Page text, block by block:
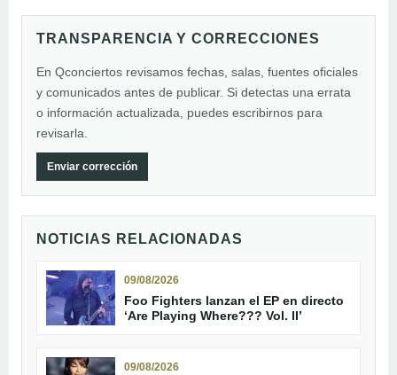
TRANSPARENCIA Y CORRECCIONES
En Qconciertos revisamos fechas, salas, fuentes oficiales
y comunicados antes de publicar. Si detectas una errata
o información actualizada, puedes escribirnos para
revisarla.
Enviar corrección
NOTICIAS RELACIONADAS
09/08/2026
Foo Fighters lanzan el EP en directo
‘Are Playing Where??? Vol. II’
09/08/2026